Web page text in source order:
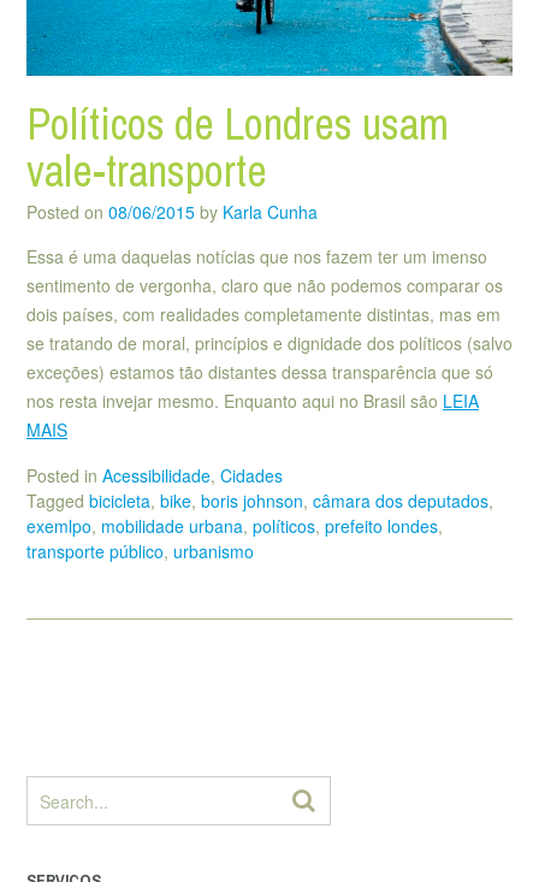
Políticos de Londres usam
vale-transporte
Posted on 08/06/2015 by Karla Cunha
Essa é uma daquelas notícias que nos fazem ter um imenso
sentimento de vergonha, claro que não podemos comparar os
dois países, com realidades completamente distintas, mas em
se tratando de moral, princípios e dignidade dos políticos (salvo
exceções) estamos tão distantes dessa transparência que só
nos resta invejar mesmo. Enquanto aqui no Brasil são LEIA
MAIS
Posted in Acessibilidade, Cidades
Tagged bicicleta, bike, boris johnson, câmara dos deputados,
exemlpo, mobilidade urbana, políticos, prefeito londes,
transporte público, urbanismo